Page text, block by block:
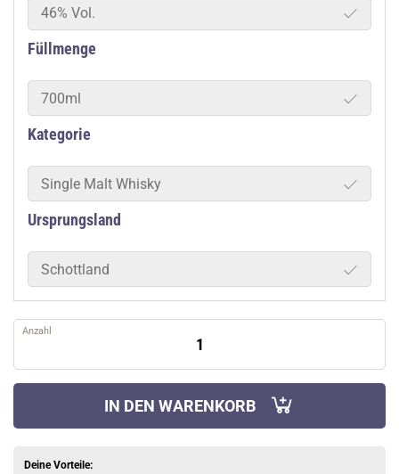
46% Vol.
Füllmenge
700ml
Kategorie
Single Malt Whisky
Ursprungsland
Schottland
Anzahl
IN DEN WARENKORB
Deine Vorteile: